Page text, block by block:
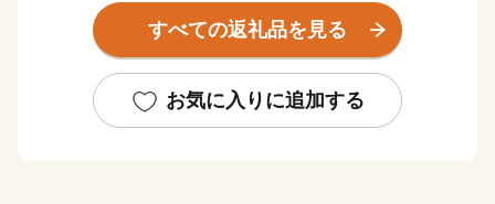
史・文化を愛される皆さん、ふるさと納税を通じて伊那
市のまちづくりにご参加いただければ幸いです。
すべての返礼品を見る
お気に入りに追加する